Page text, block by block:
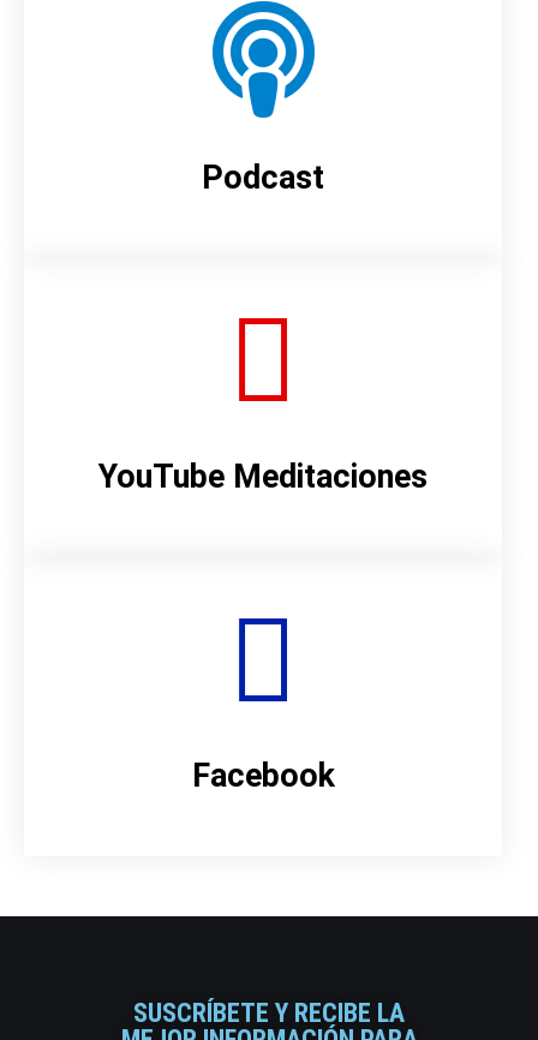
Podcast
YouTube Meditaciones
Facebook
SUSCRÍBETE Y RECIBE LA